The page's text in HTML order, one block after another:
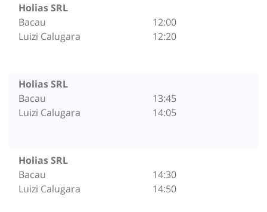
Holias SRL
Bacau
Luizi Calugara
12:00
12:20
Holias SRL
Bacau
Luizi Calugara
13:45
14:05
Holias SRL
Bacau
Luizi Calugara
14:30
14:50